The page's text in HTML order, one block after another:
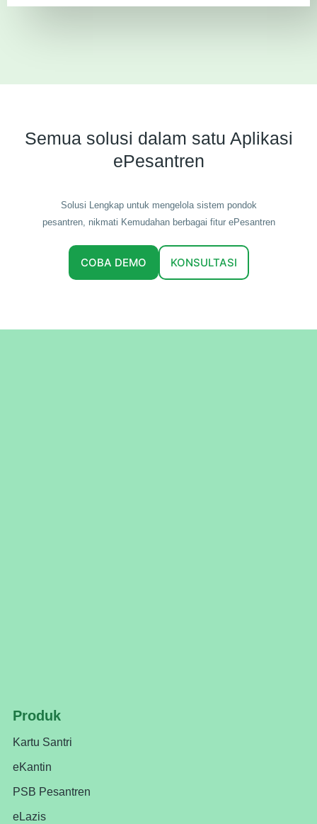
Semua solusi dalam satu Aplikasi
ePesantren
Solusi Lengkap untuk mengelola sistem pondok
pesantren, nikmati Kemudahan berbagai fitur ePesantren
COBA DEMO KONSULTASI
Produk
Kartu Santri
eKantin
PSB Pesantren
eLazis